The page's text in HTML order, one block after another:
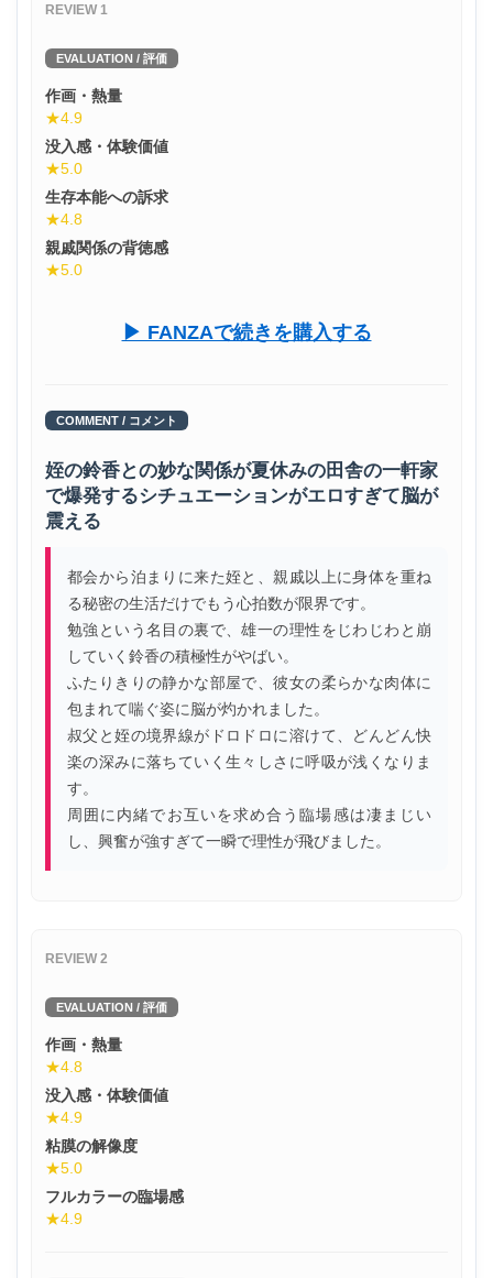
X @doushoku
Pixiv 12702835
デザイン:よしかわWorks様
X @ysnt_design
REVIEW 1
EVALUATION / 評価
作画・熱量
★4.9
没入感・体験価値
★5.0
生存本能への訴求
★4.8
親戚関係の背徳感
★5.0
▶ FANZAで続きを購入する
COMMENT / コメント
姪の鈴香との妙な関係が夏休みの田舎の一軒家
で爆発するシチュエーションがエロすぎて脳が
震える
都会から泊まりに来た姪と、親戚以上に身体を重ね
る秘密の生活だけでもう心拍数が限界です。
勉強という名目の裏で、雄一の理性をじわじわと崩
していく鈴香の積極性がやばい。
ふたりきりの静かな部屋で、彼女の柔らかな肉体に
包まれて喘ぐ姿に脳が灼かれました。
叔父と姪の境界線がドロドロに溶けて、どんどん快
楽の深みに落ちていく生々しさに呼吸が浅くなりま
す。
周囲に内緒でお互いを求め合う臨場感は凄まじい
し、興奮が強すぎて一瞬で理性が飛びました。
REVIEW 2
EVALUATION / 評価
作画・熱量
★4.8
没入感・体験価値
★4.9
粘膜の解像度
★5.0
フルカラーの臨場感
★4.9